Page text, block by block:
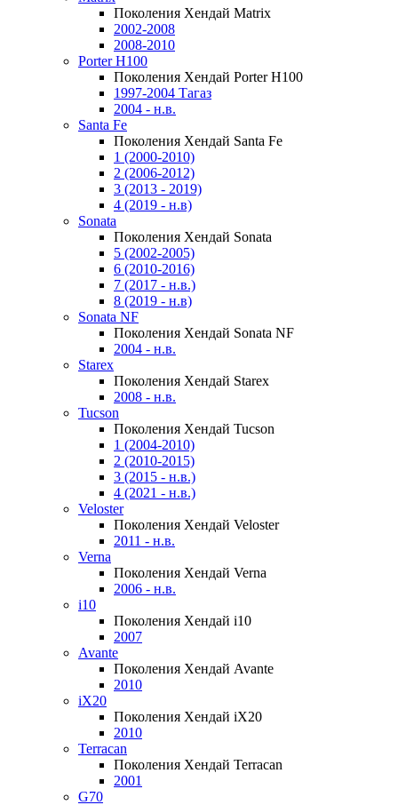
Поколения Хендай Matrix
2002-2008
2008-2010
Porter H100
Поколения Хендай Porter H100
1997-2004 Тагаз
2004 - н.в.
Santa Fe
Поколения Хендай Santa Fe
1 (2000-2010)
2 (2006-2012)
3 (2013 - 2019)
4 (2019 - н.в)
Sonata
Поколения Хендай Sonata
5 (2002-2005)
6 (2010-2016)
7 (2017 - н.в.)
8 (2019 - н.в)
Sonata NF
Поколения Хендай Sonata NF
2004 - н.в.
Starex
Поколения Хендай Starex
2008 - н.в.
Tucson
Поколения Хендай Tucson
1 (2004-2010)
2 (2010-2015)
3 (2015 - н.в.)
4 (2021 - н.в.)
Veloster
Поколения Хендай Veloster
2011 - н.в.
Verna
Поколения Хендай Verna
2006 - н.в.
i10
Поколения Хендай i10
2007
Avante
Поколения Хендай Avante
2010
iX20
Поколения Хендай iX20
2010
Terracan
Поколения Хендай Terracan
2001
G70